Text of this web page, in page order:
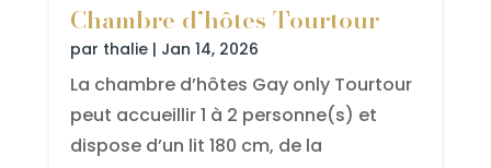
Chambre d’hôtes Tourtour
par thalie| Jan 14, 2026
La chambre d’hôtes Gay only Tourtour
peut accueillir 1 à 2 personne(s) et
dispose d’un lit 180 cm, de la